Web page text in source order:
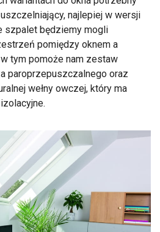
najlepiej w wersji
szpalet będziemy mogli
pomiędzy oknem a
tym pomoże nam zestaw
paroprzepuszczalnego oraz
wełny owczej, który ma